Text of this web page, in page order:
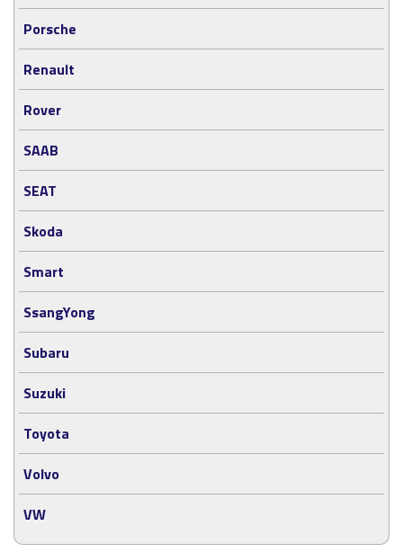
Porsche
Renault
Rover
SAAB
SEAT
Skoda
Smart
SsangYong
Subaru
Suzuki
Toyota
Volvo
VW